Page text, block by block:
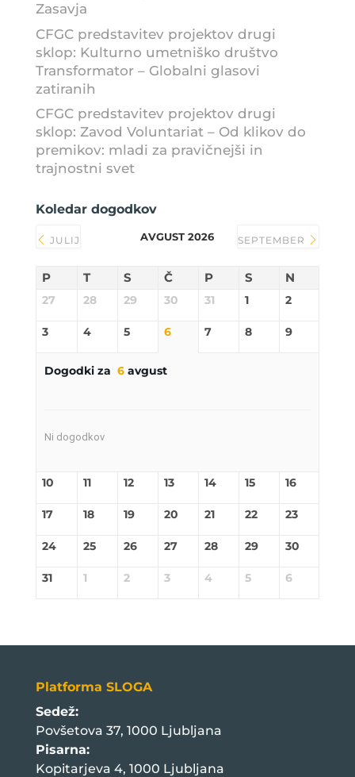
Zasavja
CFGC predstavitev projektov drugi
sklop: Kulturno umetniško društvo
Transformator – Globalni glasovi
zatiranih
CFGC predstavitev projektov drugi
sklop: Zavod Voluntariat – Od klikov do
premikov: mladi za pravičnejši in
trajnostni svet
Koledar dogodkov
JULIJ AVGUST 2026 SEPTEMBER
P T S Č P S N
27 28 29 30 31 1 2
3 4 5 6 7 8 9
Dogodki za 6avgust
Ni dogodkov
10 11 12 13 14 15 16
17 18 19 20 21 22 23
24 25 26 27 28 29 30
31 1 2 3 4 5 6
Platforma SLOGA
Sedež:
Povšetova 37, 1000 Ljubljana
Pisarna:
Kopitarjeva 4, 1000 Ljubljana